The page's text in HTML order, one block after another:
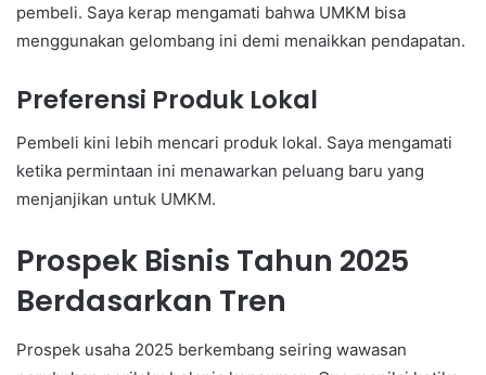
pembeli. Saya kerap mengamati bahwa UMKM bisa
menggunakan gelombang ini demi menaikkan pendapatan.
Preferensi Produk Lokal
Pembeli kini lebih mencari produk lokal. Saya mengamati
ketika permintaan ini menawarkan peluang baru yang
menjanjikan untuk UMKM.
Prospek Bisnis Tahun 2025
Berdasarkan Tren
Prospek usaha 2025 berkembang seiring wawasan